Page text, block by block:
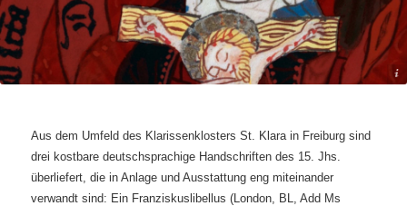
der Deutschen Nationalbibliothek Leipzig, Klemmsammlung, I, 104, fol. 13v.
Aus dem Umfeld des Klarissenklosters St. Klara in Freiburg sind
drei kostbare deutschsprachige Handschriften des 15. Jhs.
überliefert, die in Anlage und Ausstattung eng miteinander
verwandt sind: Ein Franziskuslibellus (London, BL, Add Ms